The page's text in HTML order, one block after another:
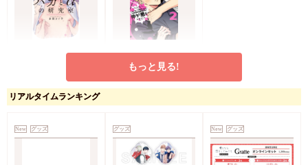
750 円（税込）
多賀タイラ
カートに入れる
ヤンキーの津田くんは
仲が悪い（2）
多賀タイラ
もっと見る!
リアルタイムランキング
New グッズ グッズ New グッズ